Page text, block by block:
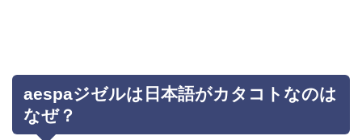
aespaジゼルは日本語がカタコトなのは
なぜ？